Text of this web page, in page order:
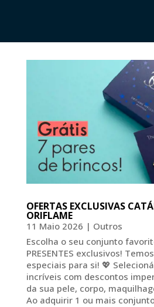
OFERTAS EXCLUSIVAS
ORIFLAME
11 Maio 2026 | Outros
Escolha o seu conjunto
PRESENTES exclusivos!
especiais para si! 💖
incríveis com descontos
da sua pele, corpo,
Ao adquirir 1 ou mais